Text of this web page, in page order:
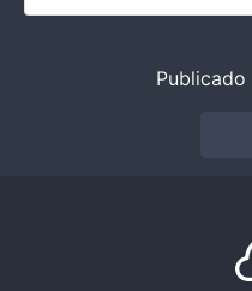
Publicado